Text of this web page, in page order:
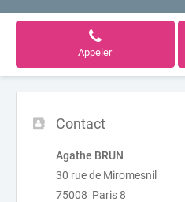
Appeler
Contact
Agathe BRUN
30 rue de Miromesnil
75008 Paris 8